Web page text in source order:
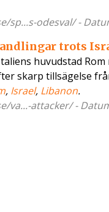
sp...s-odesval/ -
trots
huvudstad
skarp tillsägelse
, Israel, Libanon.
va...-attacker/ -